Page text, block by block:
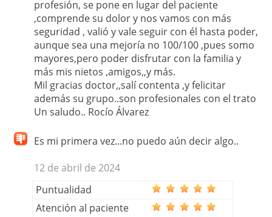
profesión, se pone en lugar del paciente
,comprende su dolor y nos vamos con más
seguridad , valió y vale seguir con él hasta poder,
aunque sea una mejoría no 100/100 ,pues somo
mayores,pero poder disfrutar con la familia y
más mis nietos ,amigos,,y más.
Mil gracias doctor,,salí contenta ,y felicitar
además su grupo..son profesionales con el trato
Un saludo.. Rocío Álvarez
Es mi primera vez...no puedo aún decir algo..
12 de abril de 2024
Puntualidad
Atención al paciente